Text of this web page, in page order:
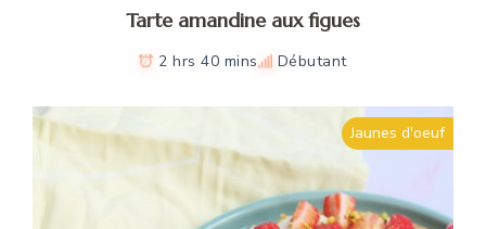
Tarte amandine aux figues
2 hrs 40 mins Débutant
Jaunes d'oeuf